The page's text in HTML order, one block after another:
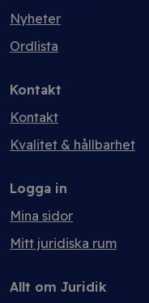
Nyheter
Ordlista
Kontakt
Kontakt
Kvalitet & hållbarhet
Logga in
Mina sidor
Mitt juridiska rum
Allt om Juridik